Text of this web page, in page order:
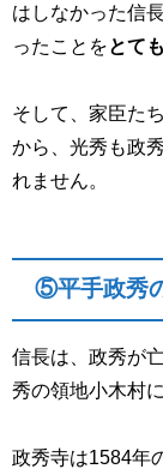
はしなかった信
ったことを とて
そして、家臣た
から、光秀も政
れません。
⑤平手政秀
信長は、政秀が
秀の領地小木村
政秀寺は1584年